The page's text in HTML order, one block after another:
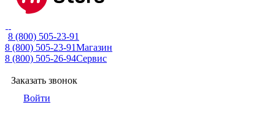
8 (800) 505-23-91
8 (800) 505-23-91Магазин
8 (800) 505-26-94Сервис
Заказать звонок
Войти